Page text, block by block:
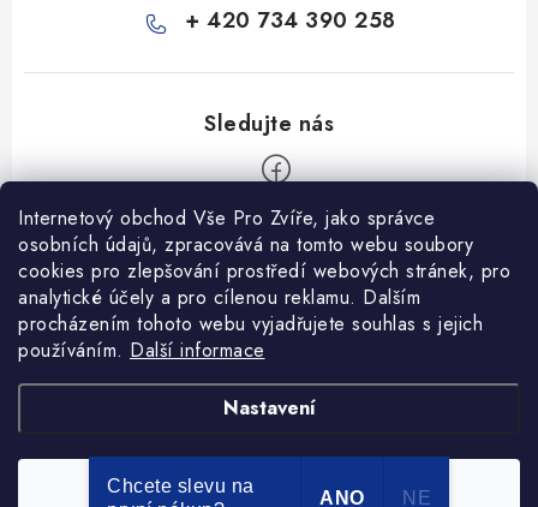
Internetový obchod Vše Pro Zvíře, jako správce
osobních údajů, zpracovává na tomto webu soubory
cookies pro zlepšování prostředí webových stránek, pro
analytické účely a pro cílenou reklamu. Dalším
procházením tohoto webu vyjadřujete souhlas s jejich
používáním. Další informace
Nastavení
Souhlasím
+ 420 734 390 258
Informace pro Vás
Ceník dopravy
Kontakty
Obchodní podmínky
Podmínky ochrany osobních údajů
Heuréka recenze
Copyright 2026Vše Pro Zvíře . Všechna práva vyhrazena.
Chcete slevu na
ANO NE